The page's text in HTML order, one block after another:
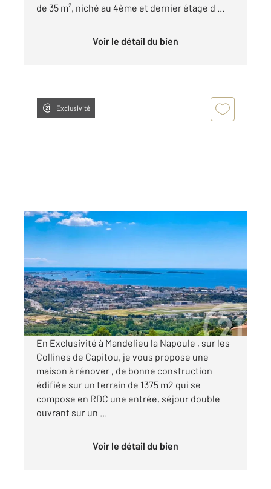
de 35 m², niché au 4ème et dernier étage d ...
Voir le détail du bien
Exclusivité
MANDELIEU LA NAPOULE 06
110 m , 6 pièces
Ref : 40786
Maison à vendre
609 000 €
Visiter le site dédié
En Exclusivité à Mandelieu la Napoule , sur les
Collines de Capitou, je vous propose une
maison à rénover , de bonne construction
édifiée sur un terrain de 1375 m2 qui se
compose en RDC une entrée, séjour double
ouvrant sur un ...
Voir le détail du bien